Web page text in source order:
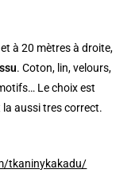
à 20 mètres à droite,
. Coton, lin, velours,
Le choix est
la aussi tres correct.
tkaninykakadu/